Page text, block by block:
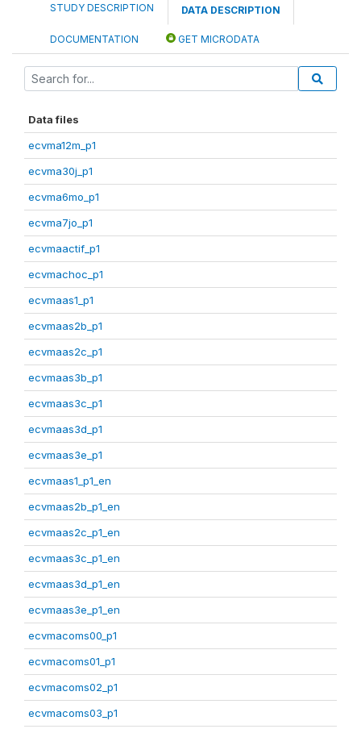
STUDY DESCRIPTION DATA DESCRIPTION
DOCUMENTATION GET MICRODATA
Data files
ecvma12m_p1
ecvma30j_p1
ecvma6mo_p1
ecvma7jo_p1
ecvmaactif_p1
ecvmachoc_p1
ecvmaas1_p1
ecvmaas2b_p1
ecvmaas2c_p1
ecvmaas3b_p1
ecvmaas3c_p1
ecvmaas3d_p1
ecvmaas3e_p1
ecvmaas1_p1_en
ecvmaas2b_p1_en
ecvmaas2c_p1_en
ecvmaas3c_p1_en
ecvmaas3d_p1_en
ecvmaas3e_p1_en
ecvmacoms00_p1
ecvmacoms01_p1
ecvmacoms02_p1
ecvmacoms03_p1